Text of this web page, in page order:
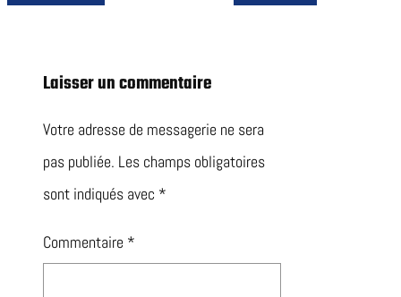
Laisser un commentaire
Votre adresse de messagerie ne sera
pas publiée. Les champs obligatoires
sont indiqués avec *
Commentaire *